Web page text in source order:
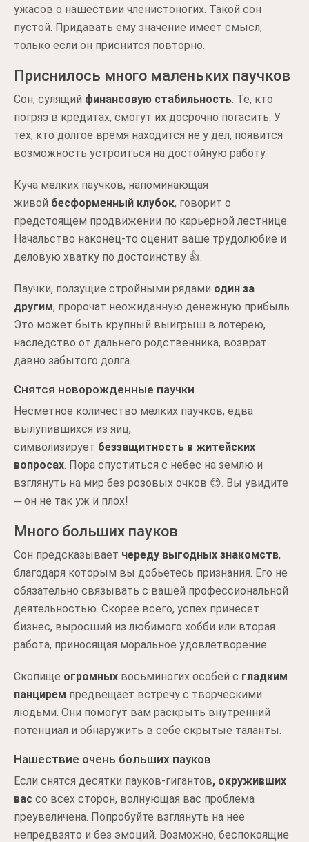
ужасов о нашествии членистоногих. Такой сон
пустой. Придавать ему значение имеет смысл,
только если он приснится повторно.
Приснилось много маленьких паучков
Сон, сулящий финансовую стабильность. Те, кто
погряз в кредитах, смогут их досрочно погасить. У
тех, кто долгое время находится не у дел, появится
возможность устроиться на достойную работу.
Куча мелких паучков, напоминающая
живой бесформенный клубок, говорит о
предстоящем продвижении по карьерной лестнице.
Начальство наконец-то оценит ваше трудолюбие и
деловую хватку по достоинству 👍.
Паучки, ползущие стройными рядами один за
другим, пророчат неожиданную денежную прибыль.
Это может быть крупный выигрыш в лотерею,
наследство от дальнего родственника, возврат
давно забытого долга.
Снятся новорожденные паучки
Несметное количество мелких паучков, едва
вылупившихся из яиц,
символизирует беззащитность в житейских
вопросах. Пора спуститься с небес на землю и
взглянуть на мир без розовых очков 😊. Вы увидите
─ он не так уж и плох!
Много больших пауков
Сон предсказывает череду выгодных знакомств,
благодаря которым вы добьетесь признания. Его не
обязательно связывать с вашей профессиональной
деятельностью. Скорее всего, успех принесет
бизнес, выросший из любимого хобби или вторая
работа, приносящая моральное удовлетворение.
Скопище огромных восьминогих особей с гладким
панцирем предвещает встречу с творческими
людьми. Они помогут вам раскрыть внутренний
потенциал и обнаружить в себе скрытые таланты.
Нашествие очень больших пауков
Если снятся десятки пауков-гигантов, окруживших
вас со всех сторон, волнующая вас проблема
преувеличена. Попробуйте взглянуть на нее
непредвзято и без эмоций. Возможно, беспокоящие